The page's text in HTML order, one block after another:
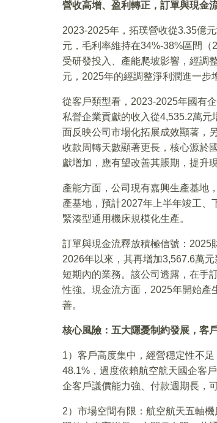
營收高增、盈利轉正，訂單與現金
2023-2025年，拓璞營收從3.35億
元，毛利率維持在34%-38%區間
受研發投入、產能爬坡影響，經調
元，2025年的經調整淨利潤進一步
從客戶類型看，2023-2025年國有
私營企業貢獻的收入從4,535.2萬
面反映公司市場化拓展成效顯著，
收款周轉天數顯著更長，核心源於
獻增加，應有望改善其賬期，提升現
產能方面，公司現有嘉興生產基地
產基地，預計2027年上半年竣工、
緊湊型通用機床規模化生產。
訂單與現金流釋放積極信號：2025
2026年以來，其再增加3,567.6萬
短期內的業務。該公司透露，在手
性強。現金流方面，2025年開始產
善。
核心風險：五大隱憂制約發展，客
1）客戶高度集中，經營穩定性不
48.1%，過度依賴航空航天國企客
企客戶議價能力強、付款週期長，
2）市場空間有限：航空航天五軸